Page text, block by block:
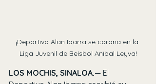
¡Deportivo Alan Ibarra se corona en la
Liga Juvenil de Beisbol Aníbal Leyva!
LOS MOCHIS, SINALOA.— El